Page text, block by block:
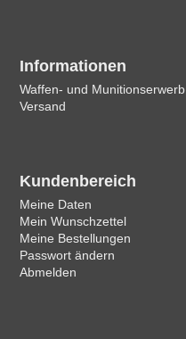
Informationen
Waffen- und Munitionserwerb
Versand
Kundenbereich
Meine Daten
Mein Wunschzettel
Meine Bestellungen
Passwort ändern
Abmelden